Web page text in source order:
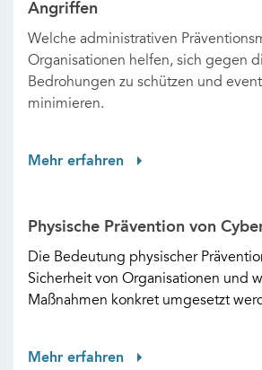
Angriffen
Welche administrativen
Organisationen helfen, sich gegen
Bedrohungen zu schützen und
minimieren.
Mehr erfahren
Physische Prävention von
Die Bedeutung physischer
Sicherheit von Organisationen und
Maßnahmen konkret umgesetzt
Mehr erfahren